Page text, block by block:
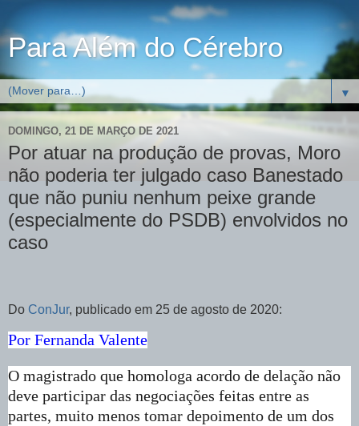
Para Além do Cérebro
▼
DOMINGO, 21 DE MARÇO DE 2021
Por atuar na produção de provas, Moro
não poderia ter julgado caso Banestado
que não puniu nenhum peixe grande
(especialmente do PSDB) envolvidos no
caso
Do ConJur, publicado em 25 de agosto de 2020:
Por Fernanda Valente
O magistrado que homologa acordo de delação não
deve participar das negociações feitas entre as
partes, muito menos tomar depoimento de um dos